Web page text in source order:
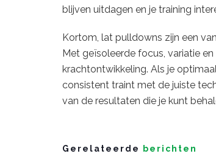
blijven uitdagen en je training
Kortom, lat pulldowns zijn een
Met geïsoleerde focus, variatie
krachtontwikkeling. Als je
consistent traint met de juiste
van de resultaten die je kunt
Gerelateerde berichten